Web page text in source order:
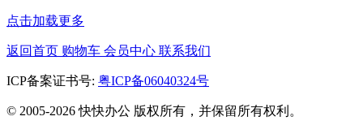
点击加载更多
返回首页 购物车 会员中心 联系我们
ICP备案证书号: 粤ICP备06040324号
© 2005-2026 快快办公 版权所有，并保留所有权利。